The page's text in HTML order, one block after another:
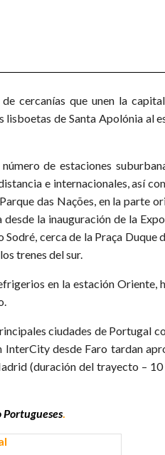
cercanías que unen la
de Santa Apolónia al
de estaciones
e internacionales, así
das Nações, en la parte
la inauguración de la
cerca de la Praça Duque
trenes del sur.
en la estación Oriente,
ciudades de Portugal
desde Faro tardan
(duración del trayecto –
Portugueses.